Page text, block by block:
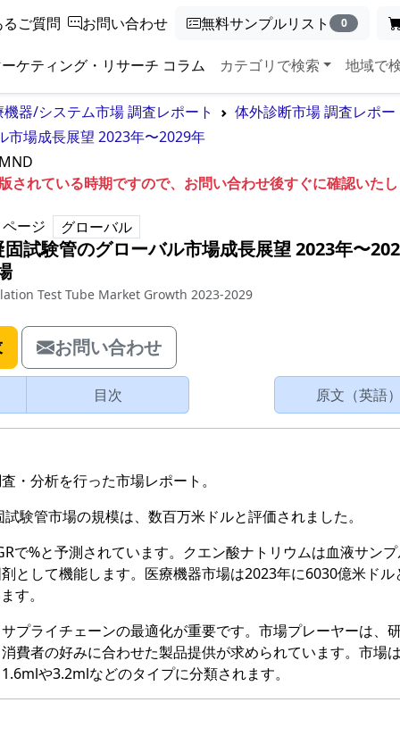
ご質問 お問い合わせ 無料サンプルリスト 0
ケティング・リサーチ コラム カテゴリで検索 地域で
機器/システム市場 調査レポート
体外診断市場 調査レポー
市場成長展望 2023年〜2029年
されている時期ですので、お問い合わせ後すぐに確認いた
ページ グローバル
試験管のグローバル市場成長展望 2023年〜
Test Tube Market Growth 2023-2029
お問い合わせ
目次 原文（英語
・分析を行った市場レポート。
験管市場の規模は、数百万米ドルと評価されました。
で%と予測されています。クエン酸ナトリウムは血液サン
として機能します。医療機器市場は2023年に6030億米ドル
す。
プライチェーンの最適化が重要です。市場プレーヤーは、
費者の好みに合わせた製品提供が求められています。市場
や3.2mlなどのタイプに分類されます。